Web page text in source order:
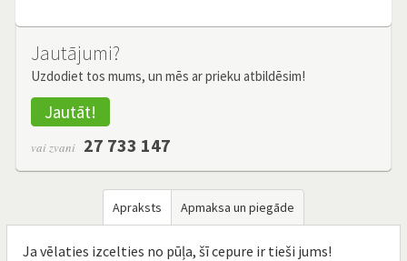
Jautājumi?
Uzdodiet tos mums, un mēs ar prieku atbildēsim!
Jautāt!
vai zvani 27 733 147
Apraksts Apmaksa un piegāde
Ja vēlaties izcelties no pūļa, šī cepure ir tieši jums!